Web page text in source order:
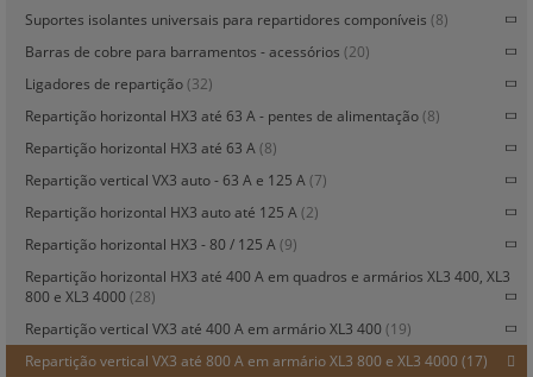
Suportes isolantes universais para repartidores componíveis (8)
Barras de cobre para barramentos - acessórios (20)
Ligadores de repartição(32)
Repartição horizontal HX3 até 63 A - pentes de alimentação(8)
Repartição horizontal HX3 até 63 A(8)
Repartição vertical VX3 auto - 63 A e 125 A(7)
Repartição horizontal HX3 auto até 125 A(2)
Repartição horizontal HX3 - 80 / 125 A(9)
Repartição horizontal HX3 até 400 A em quadros e armários XL3 400, XL3
800 e XL3 4000 (28)
Repartição vertical VX3 até 400 A em armário XL3 400 (19)
Repartição vertical VX3 até 800 A em armário XL3 800 e XL3 4000 (17)